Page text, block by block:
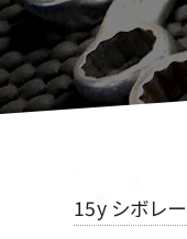
15y シボレ